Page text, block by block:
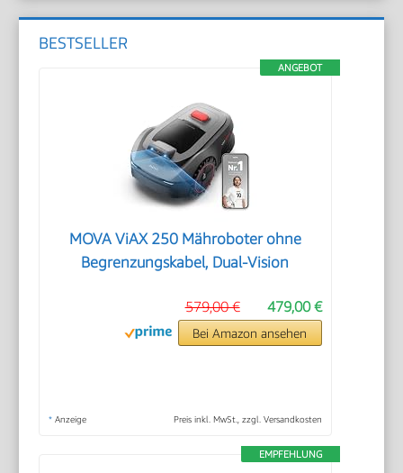
BESTSELLER
ANGEBOT
MOVA ViAX 250 Mähroboter ohne
Begrenzungskabel, Dual-Vision
479,00 €
579,00 €
Bei Amazon ansehen
* Anzeige Preis inkl. MwSt., zzgl. Versandkosten
EMPFEHLUNG